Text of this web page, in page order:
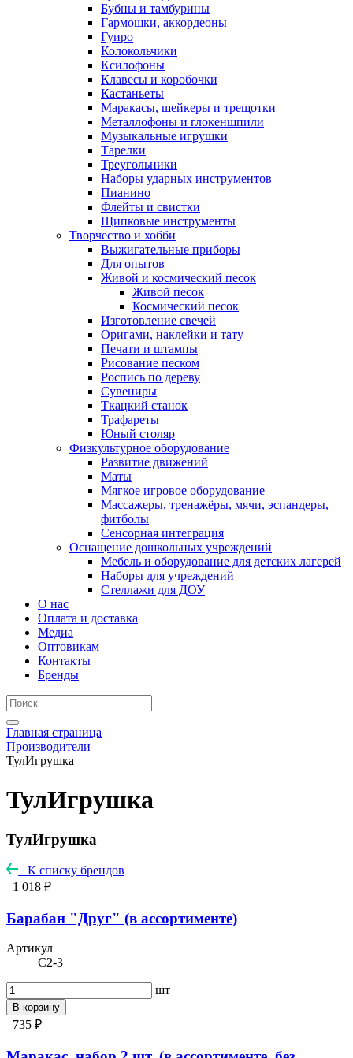
Бубны и тамбурины
Гармошки, аккордеоны
Гуиро
Колокольчики
Ксилофоны
Клавесы и коробочки
Кастаньеты
Маракасы, шейкеры и трещотки
Металлофоны и глокеншпили
Музыкальные игрушки
Тарелки
Треугольники
Наборы ударных инструментов
Пианино
Флейты и свистки
Щипковые инструменты
Творчество и хобби
Выжигательные приборы
Для опытов
Живой и космический песок
Живой песок
Космический песок
Изготовление свечей
Оригами, наклейки и тату
Печати и штампы
Рисование песком
Роспись по дереву
Сувениры
Ткацкий станок
Трафареты
Юный столяр
Физкультурное оборудование
Развитие движений
Маты
Мягкое игровое оборудование
Массажеры, тренажёры, мячи, эспандеры,
фитболы
Сенсорная интеграция
Оснащение дошкольных учреждений
Мебель и оборудование для детских лагерей
Наборы для учреждений
Стеллажи для ДОУ
О нас
Оплата и доставка
Медиа
Оптовикам
Контакты
Бренды
Главная страница
Производители
ТулИгрушка
ТулИгрушка
ТулИгрушка
К списку брендов
1 018 ₽
Барабан "Друг" (в ассортименте)
Артикул
С2-3
шт
В корзину
735 ₽